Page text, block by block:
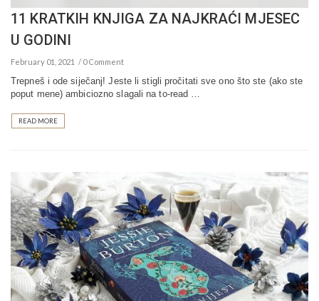
11 KRATKIH KNJIGA ZA NAJKRAĆI MJESEC
U GODINI
February 01, 2021 0 Comment
Trepneš i ode siječanj! Jeste li stigli pročitati sve ono što ste (ako ste
poput mene) ambiciozno slagali na to-read …
READ MORE